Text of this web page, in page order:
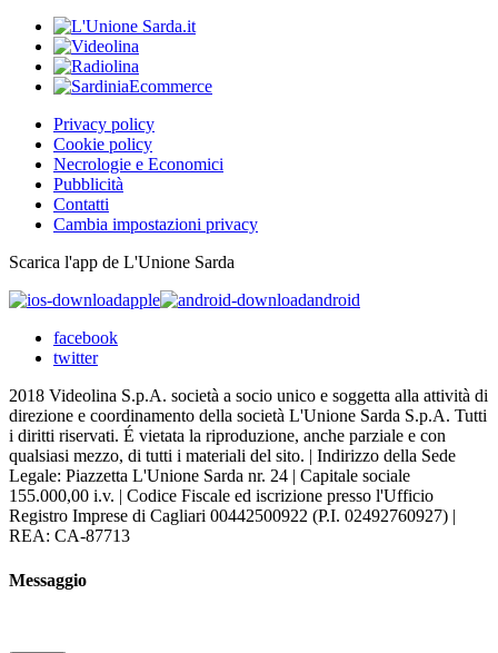
Privacy policy
Cookie policy
Necrologie e Economici
Pubblicità
Contatti
Cambia impostazioni privacy
Scarica l'app de L'Unione Sarda
apple
android
facebook
twitter
2018 Videolina S.p.A. società a socio unico e soggetta alla attività di
direzione e coordinamento della società L'Unione Sarda S.p.A. Tutti
i diritti riservati. É vietata la riproduzione, anche parziale e con
qualsiasi mezzo, di tutti i materiali del sito. | Indirizzo della Sede
Legale: Piazzetta L'Unione Sarda nr. 24 | Capitale sociale
155.000,00 i.v. | Codice Fiscale ed iscrizione presso l'Ufficio
Registro Imprese di Cagliari 00442500922 (P.I. 02492760927) |
REA: CA-87713
Messaggio